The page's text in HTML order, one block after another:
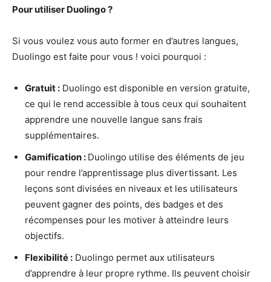
Pour utiliser Duolingo ?
Si vous voulez vous auto former en d’autres langues,
Duolingo est faite pour vous ! voici pourquoi :
Gratuit : Duolingo est disponible en version gratuite,
ce qui le rend accessible à tous ceux qui souhaitent
apprendre une nouvelle langue sans frais
supplémentaires.
Gamification : Duolingo utilise des éléments de jeu
pour rendre l’apprentissage plus divertissant. Les
leçons sont divisées en niveaux et les utilisateurs
peuvent gagner des points, des badges et des
récompenses pour les motiver à atteindre leurs
objectifs.
Flexibilité : Duolingo permet aux utilisateurs
d’apprendre à leur propre rythme. Ils peuvent choisir